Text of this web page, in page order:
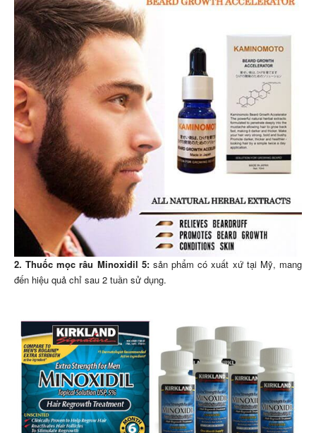
2. Thuốc mọc râu Minoxidil 5:sản phẩm có xuất xứ tại Mỹ, mang
đến hiệu quả chỉ sau 2 tuần sử dụng.